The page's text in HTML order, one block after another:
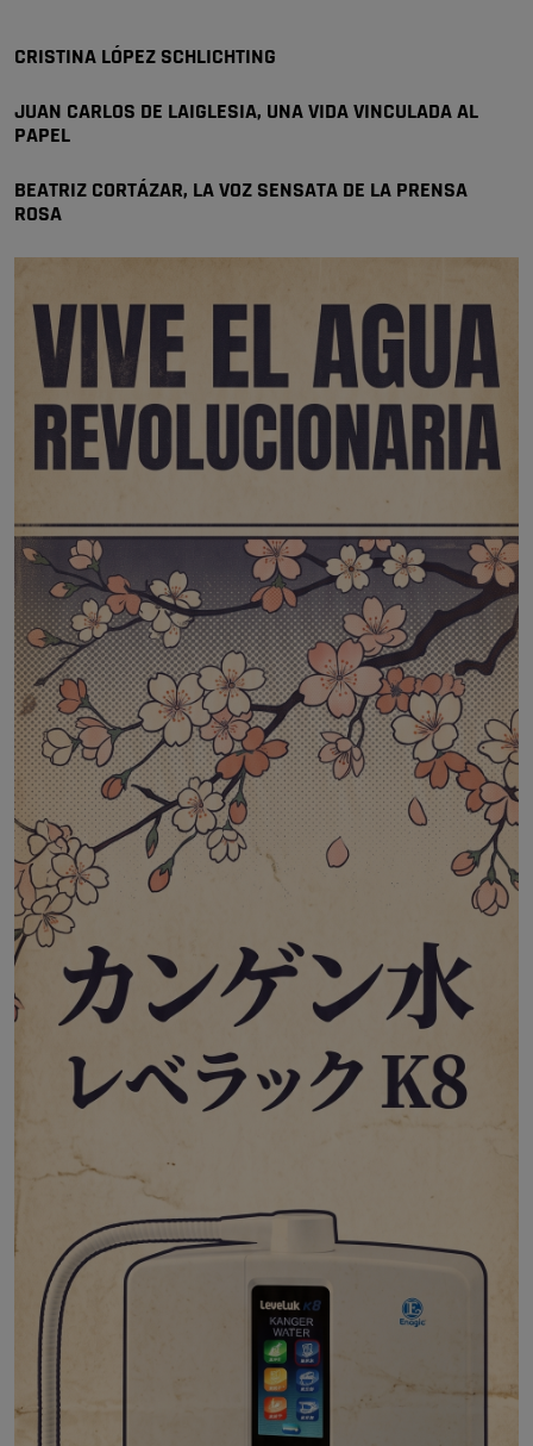
Pozuelo de Alarcón
CRISTINA LÓPEZ SCHLICHTING
JUAN CARLOS DE LAIGLESIA, UNA VIDA VINCULADA AL
PAPEL
BEATRIZ CORTÁZAR, LA VOZ SENSATA DE LA PRENSA
ROSA